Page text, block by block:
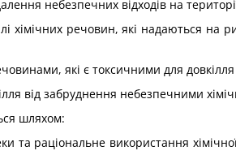
небезпечних відходів на
хімічних речовин, які надаються на
які є токсичними для
від забруднення небезпечними
шляхом:
раціональне використання